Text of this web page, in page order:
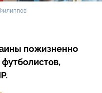
пожизненно
футболистов,